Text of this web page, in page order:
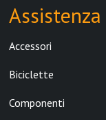
Assistenza
Accessori
Biciclette
Componenti